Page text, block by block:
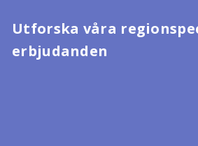
Utforska våra
erbjudanden